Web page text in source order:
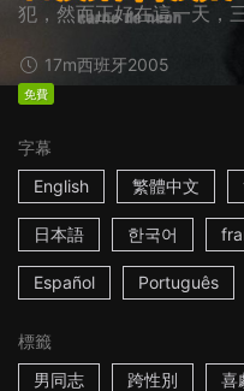
犯，然而正好在這一天，
17m西班牙2005
免費
字幕
English
繁體中文
日本語 한국어
Español Português
標籤
男同志
跨性別 喜